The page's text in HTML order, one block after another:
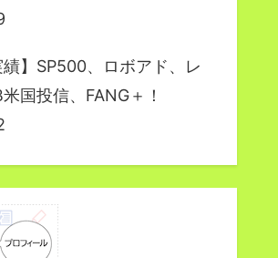
績】SP500、ロボアド、レ
国投信、FANG＋！